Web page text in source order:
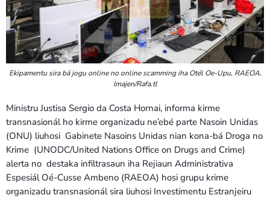
Ekipamentu sira bá jogu online no online scamming iha Otél Oe-Upu, RAEOA.
Imajen/Rafa.tl
Ministru Justisa Sergio da Costa Hornai, informa kirme
transnasionál ho kirme organizadu ne’ebé parte Nasoin Unidas
(ONU) liuhosi Gabinete Nasoins Unidas nian kona-bá Droga no
Krime (UNODC/United Nations Office on Drugs and Crime)
alerta no destaka infiltrasaun iha Rejiaun Administrativa
Espesiál Oé-Cusse Ambeno (RAEOA) hosi grupu krime
organizadu transnasionál sira liuhosi Investimentu Estranjeiru